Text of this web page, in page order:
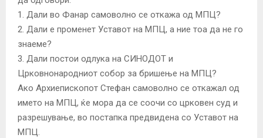
1. Дали во Фанар самоволно се откажа од МПЦ?
2. Дали е променет Уставот на МПЦ, а ние тоа да не го
знаеме?
3. Дали постои одлука на СИНОДОТ и
Црковнонародниот собор за бришење на МПЦ?
Ако Архиепископот Стефан самоволно се откажал од
името на МПЦ, ќе мора да се соочи со црковен суд и
разрешување, во постапка предвидена со Уставот на
МПЦ.